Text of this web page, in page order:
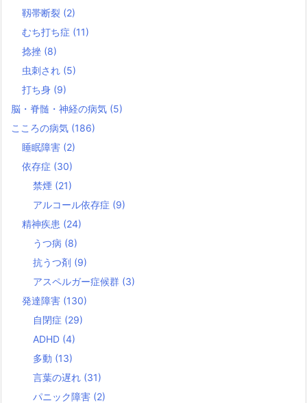
靱帯断裂 (2)
むち打ち症 (11)
捻挫 (8)
虫刺され (5)
打ち身 (9)
脳・脊髄・神経の病気 (5)
こころの病気 (186)
睡眠障害 (2)
依存症 (30)
禁煙 (21)
アルコール依存症 (9)
精神疾患 (24)
うつ病 (8)
抗うつ剤 (9)
アスペルガー症候群 (3)
発達障害 (130)
自閉症 (29)
ADHD (4)
多動 (13)
言葉の遅れ (31)
パニック障害 (2)